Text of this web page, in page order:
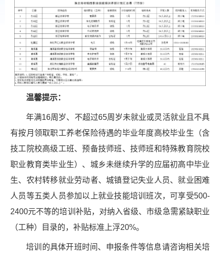
温馨提示：
年满16周岁、不超过65周岁未就业或灵活就业且不具
有按月领取职工养老保险待遇的毕业年度高校毕业生（含
技工院校高级工班、预备技师班、技师班和特殊教育院校
职业教育类毕业生）、城乡未继续升学的应届初高中毕业
生、农村转移就业劳动者、城镇登记失业人员、就业困难
人员等五类人员参加以上就业技能培训班次，可享受500-
2400元不等的培训补贴，对纳入省级、市级急需紧缺职业
（工种）目录的，补贴标准上浮20%。
培训的具体开班时间、申报条件等信息请咨询相关培